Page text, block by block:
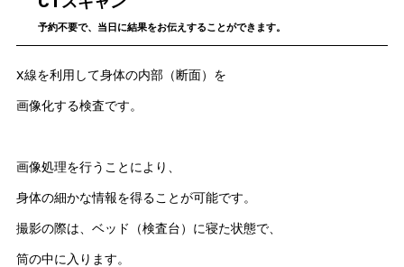
予約不要で、当日に結果をお伝えすることができます。
X線を利用して身体の内部（断面）を
画像化する検査です。
画像処理を行うことにより、
身体の細かな情報を得ることが可能です。
撮影の際は、ベッド（検査台）に寝た状態で、
筒の中に入ります。